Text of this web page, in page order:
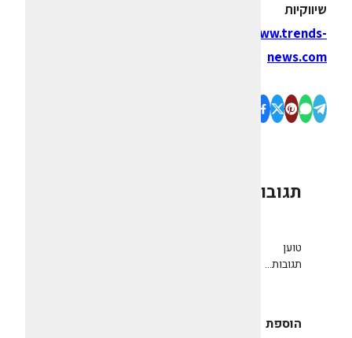
שיווקיות
www.trends-
news.com
תגובות
טוען
תגובות...
הוספת